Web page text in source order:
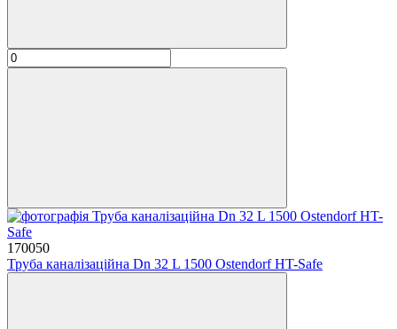
170050
Труба каналізаційна Dn 32 L 1500 Ostendorf HT-Safe